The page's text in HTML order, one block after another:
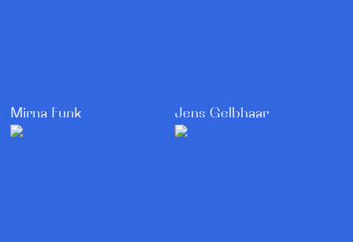
Mirna Funk Jens Gelbhaar